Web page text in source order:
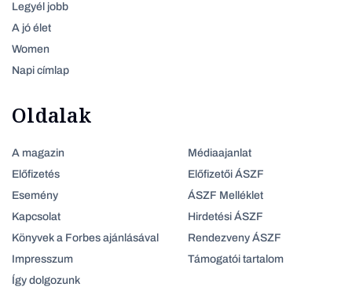
Legyél jobb
A jó élet
Women
Napi címlap
Oldalak
A magazin
Előfizetés
Esemény
Kapcsolat
Könyvek a Forbes ajánlásával
Impresszum
Így dolgozunk
Médiaajanlat
Előfizetői ÁSZF
ÁSZF Melléklet
Hirdetési ÁSZF
Rendezveny ÁSZF
Támogatói tartalom